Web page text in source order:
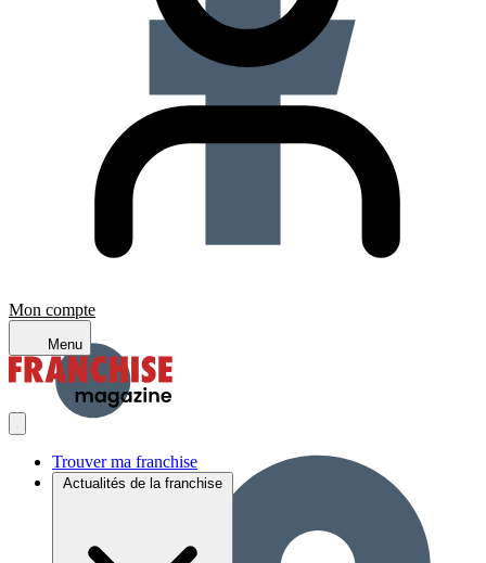
Mon compte
Menu
Trouver ma franchise
Actualités de la franchise